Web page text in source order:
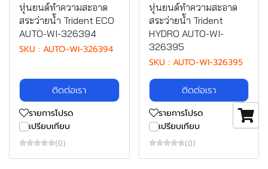
หุ่นยนต์ทำความสะอาด
สระว่ายน้ำ Trident ECO
AUTO-WI-326394
SKU : AUTO-WI-326394
ติดต่อเรา
รายการโปรด
เปรียบเทียบ
(0)
หุ่นยนต์ทำความสะอาด
สระว่ายน้ำ Trident
HYDRO AUTO-WI-
326395
SKU : AUTO-WI-326395
ติดต่อเรา
รายการโปรด
เปรียบเทียบ
(0)